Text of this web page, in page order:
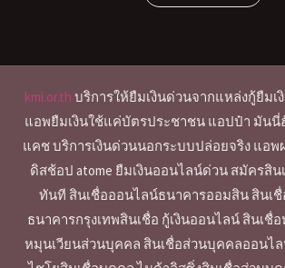
kmi.or.th บริการให้ยืมเงินด่วนจากแหล่งกู้ยืมเ
แอพยืมเงินใช้แค่บัตรประชาชน แอปป๋า มันนี่
แคช บริการเงินด่วนนอกระบบปล่อยจริง แอพ
ดิสช้อป atome ยืมเงินออนไลน์ด่วน สมัครสิ
ทันที สินเชื่อออนไลน์ธนาคารออมสิน สินเชื่
ธนาคารกรุงเทพสินเชื่อ กู้เงินออนไลน์ สินเชื่
หมุนเวียนส่วนบุคคล สินเชื่อส่วนบุคคลออนไ